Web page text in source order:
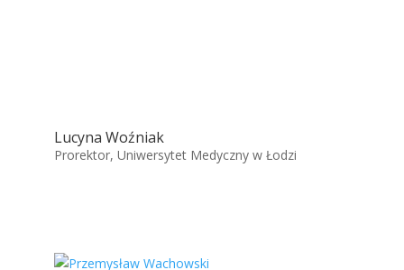
Lucyna Woźniak
Prorektor, Uniwersytet Medyczny w Łodzi